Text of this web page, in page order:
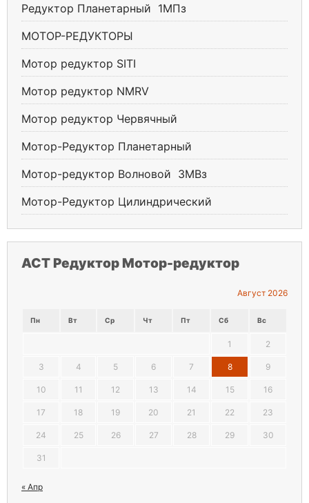
Редуктор Планетарный 1МПз
МОТОР-РЕДУКТОРЫ
Мотор редуктор SITI
Мотор редуктор NMRV
Мотор редуктор Червячный
Мотор-Редуктор Планетарный
Мотор-редуктор Волновой ЗМВз
Мотор-Редуктор Цилиндрический
АСТ Редуктор Мотор-редуктор
Август 2026
Пн Вт Ср Чт Пт Сб Вс
1 2
3 4 5 6 7 8 9
10 11 12 13 14 15 16
17 18 19 20 21 22 23
24 25 26 27 28 29 30
31
« Апр